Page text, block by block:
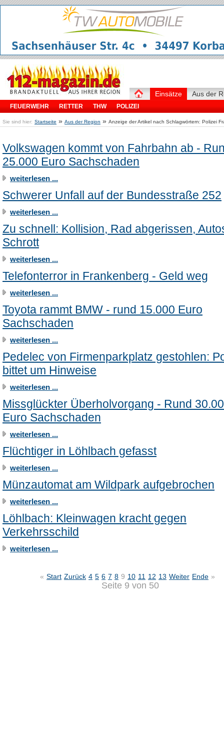
Einsätze
FEUERWEHR RETTER THW POLIZEI
Aus der
Sie sind hier: Startseite » Aus der Region » Anzeige der Artikel nach Schlagwörtern: Polizei
Volkswagen kommt von Fahrbahn ab -
25.000 Euro Sachschaden
weiterlesen ...
Schwerer Unfall auf der Bundesstraße 252
weiterlesen ...
Zu schnell: Kollision, Rad abgerissen,
Schrott
weiterlesen ...
Telefonterror in Frankenberg - Geld weg
weiterlesen ...
Toyota rammt BMW - rund 15.000 Euro
Sachschaden
weiterlesen ...
Pedelec von Firmenparkplatz gestohlen:
bittet um Hinweise
weiterlesen ...
Missglückter Überholvorgang - Rund
Euro Sachschaden
weiterlesen ...
Flüchtiger in Löhlbach gefasst
weiterlesen ...
Münzautomat am Wildpark aufgebrochen
weiterlesen ...
Löhlbach: Kleinwagen kracht gegen
Verkehrsschild
weiterlesen ...
« Start Zurück 4 5 6 7 8 9 10 11 12 13 Weiter Ende »
Seite 9 von 50